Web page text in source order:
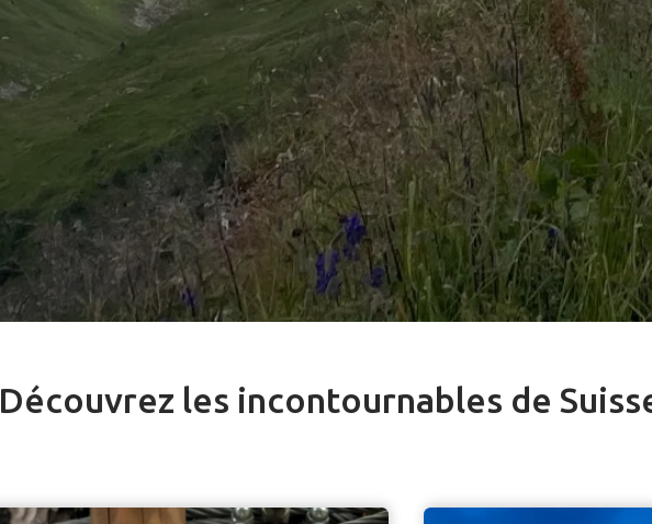
Découvrez les incontournables de